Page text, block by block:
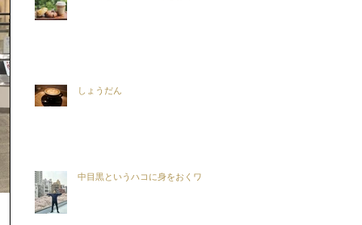
しょうだん
中目黒というハコに身をおくワケ